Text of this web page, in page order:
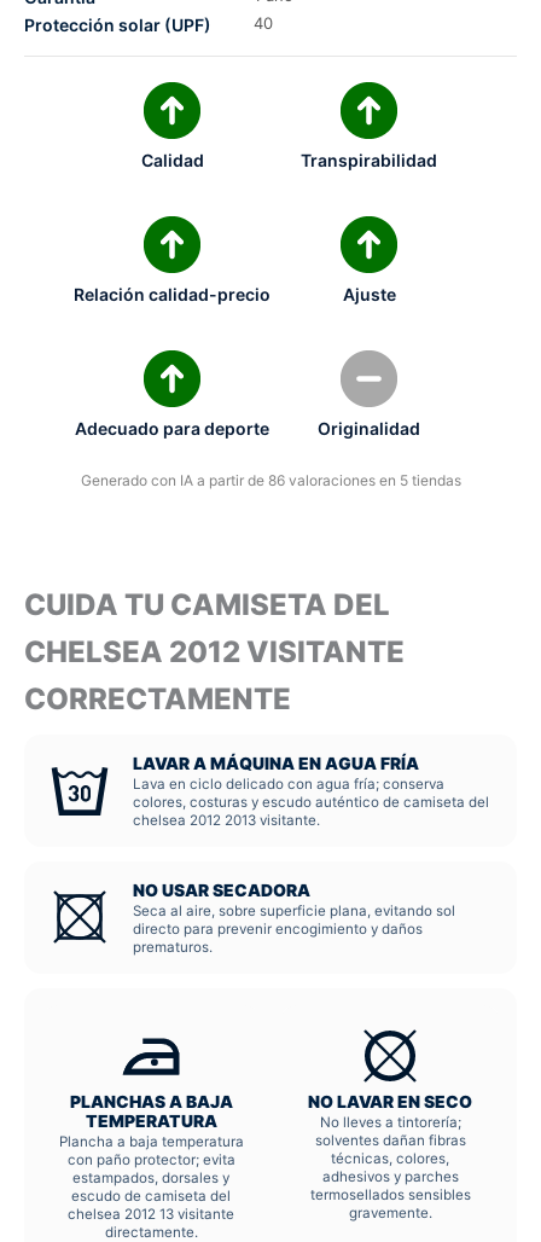
Protección solar (UPF) 40
Calidad Transpirabilidad
Relación calidad-precio Ajuste
Adecuado para deporte Originalidad
Generado con IA a partir de 86 valoraciones en 5 tiendas
CUIDA TU CAMISETA DEL
CHELSEA 2012 VISITANTE
CORRECTAMENTE
LAVAR A MÁQUINA EN AGUA FRÍA
Lava en ciclo delicado con agua fría; conserva
colores, costuras y escudo auténtico de camiseta del
chelsea 2012 2013 visitante.
NO USAR SECADORA
Seca al aire, sobre superficie plana, evitando sol
directo para prevenir encogimiento y daños
prematuros.
PLANCHAS A BAJA
TEMPERATURA
Plancha a baja temperatura
con paño protector; evita
estampados, dorsales y
escudo de camiseta del
chelsea 2012 13 visitante
directamente.
NO LAVAR EN SECO
No lleves a tintorería;
solventes dañan fibras
técnicas, colores,
adhesivos y parches
termosellados sensibles
gravemente.